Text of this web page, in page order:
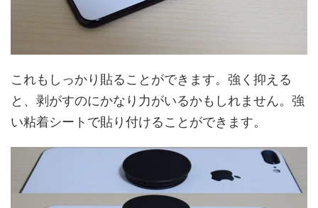
これもしっかり貼ることができます。強く抑える
と、剥がすのにかなり力がいるかもしれません。強
い粘着シートで貼り付けることができます。